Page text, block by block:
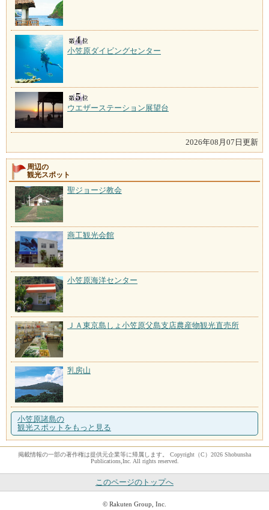
小笠原ダイビングセンター
ウエザーステーション展望台
2026年08月07日更新
周辺の
観光スポット
聖ジョージ教会
商工観光会館
小笠原海洋センター
ＪＡ東京島しょ小笠原父島支店農産物観光直売所
乳房山
小笠原諸島の
観光スポットをもっと見る
掲載情報の一部の著作権は提供元企業等に帰属します。 Copyright（C）2026 Shobunsha
Publications,Inc. All rights reserved.
このページのトップへ
© Rakuten Group, Inc.